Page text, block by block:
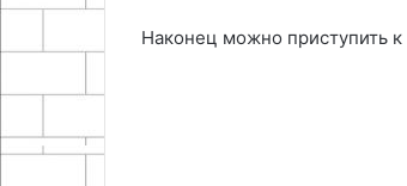
Наконец можно приступить